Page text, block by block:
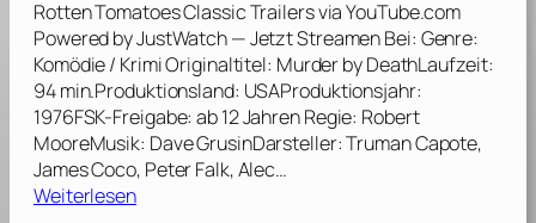
a
u
t
[
2
0
2
6
p
i
n
s
[
1
9
6
Rotten Tomatoes Classic Trailers via YouTube.com
Powered by JustWatch — Jetzt Streamen Bei: Genre:
Komödie / Krimi Originaltitel: Murder by DeathLaufzeit:
94 min.Produktionsland: USAProduktionsjahr:
1976FSK-Freigabe: ab 12 Jahren Regie: Robert
MooreMusik: Dave GrusinDarsteller: Truman Capote,
James Coco, Peter Falk, Alec…
Weiterlesen: